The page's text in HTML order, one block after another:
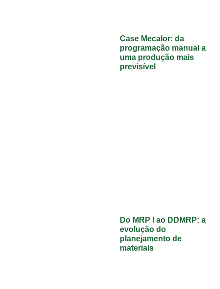
Case Mecalor: da
programação manual a
uma produção mais
previsível
Do MRP I ao DDMRP: a
evolução do
planejamento de
materiais